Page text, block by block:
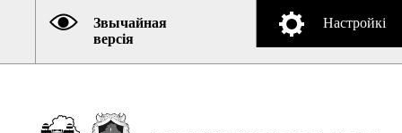
Звычайная
версія
Настройкі